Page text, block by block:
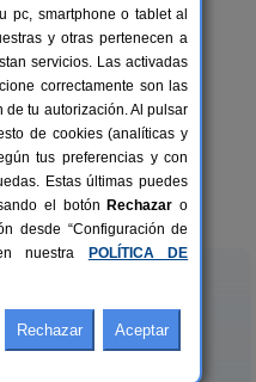
12-24+4 pers.
desde30 €
pc, smartphone o tablet al
y otras pertenecen a
servicios. Las activadas
correctamente son las
de tu autorización. Al pulsar
de cookies (analíticas y
tus preferencias y con
Estas últimas puedes
el botón Rechazar o
desde “Configuración de
nuestra
POLÍTICA DE